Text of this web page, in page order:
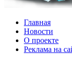
Главная
Новости
О проекте
Реклама на